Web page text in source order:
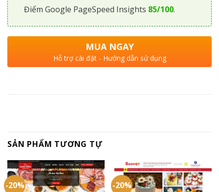
Điểm Google PageSpeed Insights 85/100.
MUA NGAY
Hỗ trợ cài đặt - Hướng dẫn sử dụng
SẢN PHẨM TƯƠNG TỰ
-20% -20%